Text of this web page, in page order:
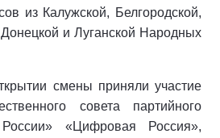
из Калужской, Белгородской,
и Луганской Народных
смены приняли участие
совета партийного
«Цифровая Россия»,